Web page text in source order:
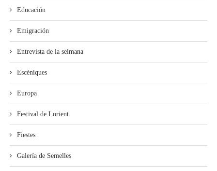
Educación
Emigración
Entrevista de la selmana
Escéniques
Europa
Festival de Lorient
Fiestes
Galería de Semelles